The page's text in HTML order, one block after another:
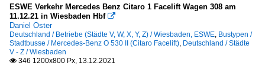
ESWE Verkehr Mercedes Benz Citaro 1 Facelift Wagen 308 am
11.12.21 in Wiesbaden Hbf 
Daniel Oster
Deutschland / Betriebe (Städte V, W, X, Y, Z) / Wiesbaden, ESWE, Bustypen /
Stadtbusse / Mercedes-Benz O 530 II (Citaro Facelift), Deutschland / Städte
V - Z / Wiesbaden
 346 1200x800 Px, 13.12.2021